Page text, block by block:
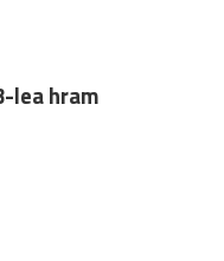
lea hram